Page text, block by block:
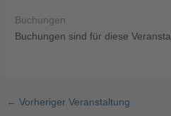
Buchungen
Buchungen sind für diese
← Vorheriger Veranstaltung